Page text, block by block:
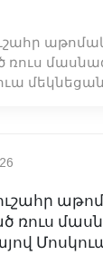
մեկնեցան
ռուս